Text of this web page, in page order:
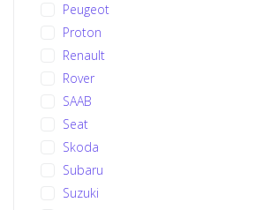
Peugeot
Proton
Renault
Rover
SAAB
Seat
Skoda
Subaru
Suzuki